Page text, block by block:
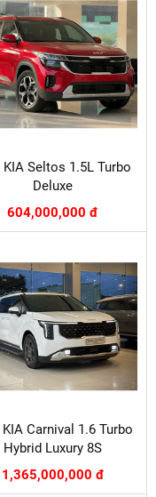
KIA Seltos 1.5L Turbo
Deluxe
604,000,000 đ
Carnival 1.6 Turbo
Hybrid Luxury 8S​
1,365,000,000 đ